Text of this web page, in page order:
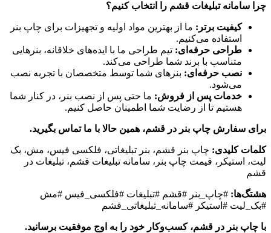
چرا سامانه تبلیغات قشم را انتخاب کنیم؟
کیفیت برتر: ما از بهترین مواد اولیه و تجهیزات برای چاپ بنر
استفاده می‌کنیم.
طراحی حرفه‌ای: تیم طراحی ما با ایده‌های خلاقانه، بنرهایی
متناسب با برند شما طراحی می‌کند.
نصب حرفه‌ای: بنرهای شما توسط متخصصان با تجربه نصب
می‌شود.
خدمات پس از فروش: ما حتی پس از نصب بنر، در کنار شما
هستیم تا از رضایت شما اطمینان حاصل کنیم.
برای سفارش چاپ بنر در قشم، همین حالا با ما تماس بگیرید.
کلمات کلیدی: چاپ بنر قشم، بنر تبلیغاتی، فلکسی فیس، مش، بک
لیت، استیکر، قیمت چاپ بنر، سامانه تبلیغات قشم، تبلیغات در
قشم
هشتگ‌ها: #چاپ_بنر #قشم #تبلیغات #فلکسی_فیس #مش
#بک_لیت #استیکر #سامانه_تبلیغاتی_قشم
با چاپ بنر در قشم، کسب‌وکار خود را به اوج موفقیت برسانید.